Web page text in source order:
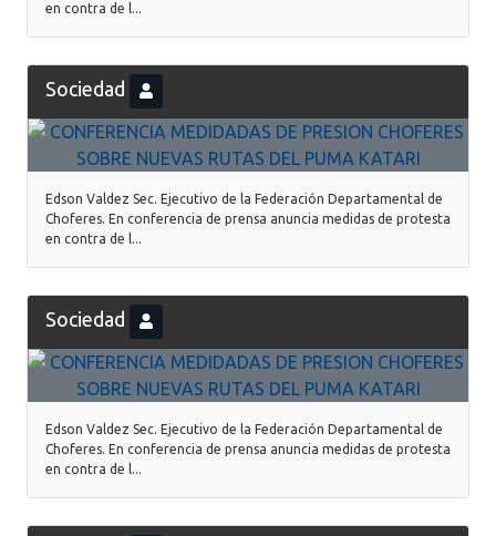
en contra de l...
Sociedad
Edson Valdez Sec. Ejecutivo de la Federación Departamental de
Choferes. En conferencia de prensa anuncia medidas de protesta
en contra de l...
Sociedad
Edson Valdez Sec. Ejecutivo de la Federación Departamental de
Choferes. En conferencia de prensa anuncia medidas de protesta
en contra de l...